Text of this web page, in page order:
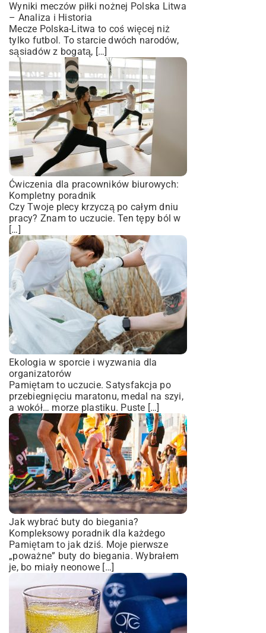
Wyniki meczów piłki nożnej Polska Litwa
– Analiza i Historia
Mecze Polska-Litwa to coś więcej niż
tylko futbol. To starcie dwóch narodów,
sąsiadów z bogatą, […]
Ćwiczenia dla pracowników biurowych:
Kompletny poradnik
Czy Twoje plecy krzyczą po całym dniu
pracy? Znam to uczucie. Ten tępy ból w
[…]
Ekologia w sporcie i wyzwania dla
organizatorów
Pamiętam to uczucie. Satysfakcja po
przebiegnięciu maratonu, medal na szyi,
a wokół… morze plastiku. Puste […]
Jak wybrać buty do biegania?
Kompleksowy poradnik dla każdego
Pamiętam to jak dziś. Moje pierwsze
„poważne” buty do biegania. Wybrałem
je, bo miały neonowe […]